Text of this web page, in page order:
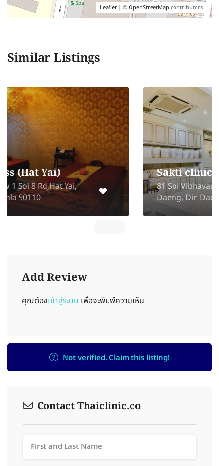
Leaflet | ©OpenStreetMapcontributors
Similar Listings
Sakti clinic
81 Soi Vibhavadi Rangsit 16, Din
Daeng, Din Daeng, Bangkok 10400
Add Review
คุณต้องเข้าสู่ระบบ เพื่อจะพิมพ์ความเห็น
Not verified. Claim this listing!
Contact Thaiclinic.co